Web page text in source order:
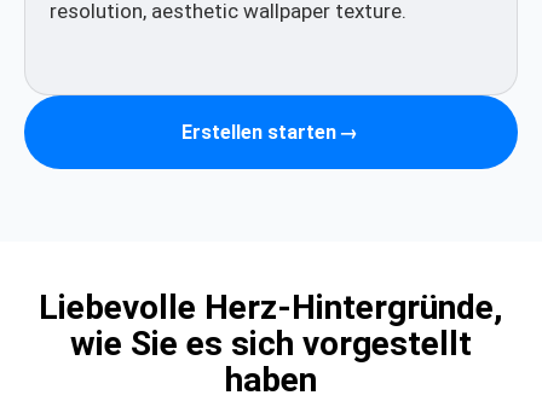
Erstellen starten →
Liebevolle Herz-Hintergründe,
wie Sie es sich vorgestellt
haben